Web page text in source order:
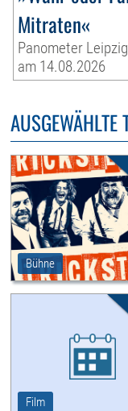
Mitraten«
Panometer Leipzig
am 14.08.2026
AUSGEWÄHLTE
Bühne
Film